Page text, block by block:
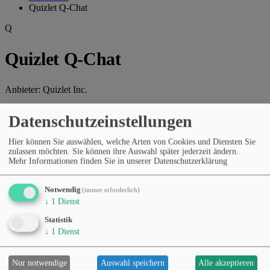
Quizlet Q-Chat
Q
Quizlet Q-Chat
Anbieter: Quizlet Inc.
und Übungsaufgaben unterstützt.
Webseite des Anbieters
Kategorien
Allgemeine KI-AssistentenLernen & Bildung
Preismodell
Kostenloser TarifAbonnement (monatlich/jährlich)
Sprachen
Englisch
Was dieses Tool kann
Datenschutzeinstellungen
Hier können Sie auswählen, welche Arten von Cookies und Diensten Sie
zulassen möchten. Sie können ihre Auswahl später jederzeit ändern.
Mehr Informationen finden Sie in unserer Datenschutzerklärung
Notwendig (immer erforderlich)
↓ 1 Dienst
Statistik
↓ 1 Dienst
Nur notwendige Auswahl speichern Alle akzeptieren